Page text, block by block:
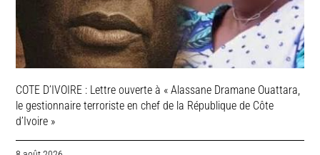
COTE D’IVOIRE : Lettre ouverte à « Alassane Dramane Ouattara,
le gestionnaire terroriste en chef de la République de Côte
d’Ivoire »